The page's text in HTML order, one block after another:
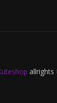
allrights